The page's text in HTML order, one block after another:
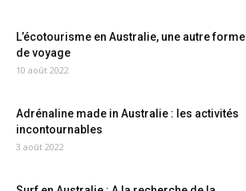
L’écotourisme en Australie, une autre forme
de voyage
10 août 2022
Adrénaline made in Australie : les activités
incontournables
3 août 2022